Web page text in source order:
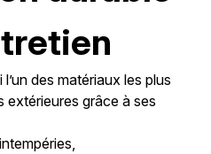
l’un des matériaux les plus
extérieures grâce à ses